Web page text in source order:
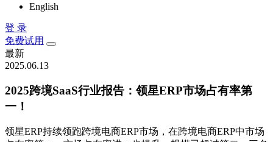
English
登 录
免费试用
最新
2025.06.13
2025跨境SaaS行业报告：领星ERP市场占有率第
一！
领星ERP持续领跑跨境电商ERP市场，在跨境电商ERP中市场